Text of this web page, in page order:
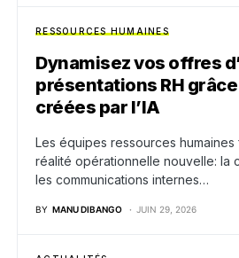
RESSOURCES HUMAINES
Dynamisez vos offres
présentations RH
créées par l’IA
Les équipes ressources
réalité opérationnelle nouvelle: la
les communications internes…
BY MANU DIBANGO JUIN 29, 2026